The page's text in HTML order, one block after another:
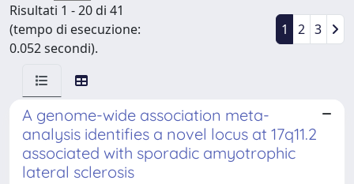
Risultati 1 - 20 di 41
(tempo di esecuzione:
0.052 secondi).
1 2 3
A genome-wide association meta-
analysis identifies a novel locus at 17q11.2
associated with sporadic amyotrophic
lateral sclerosis